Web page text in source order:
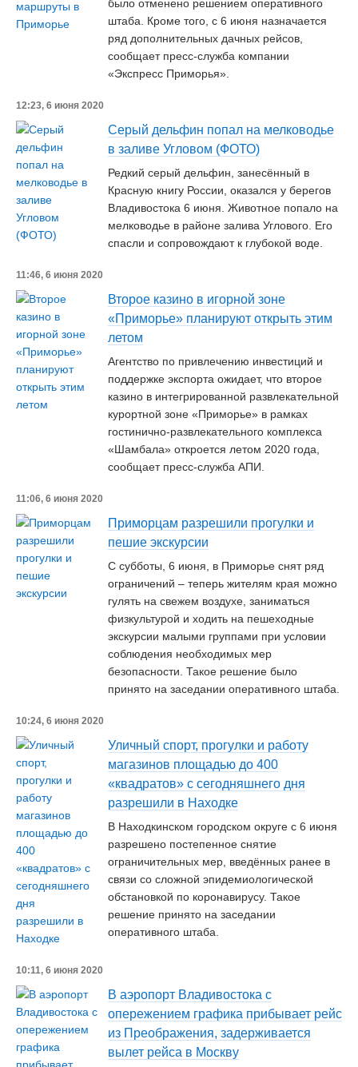
было отменено решением оперативного
штаба. Кроме того, с 6 июня назначается
ряд дополнительных дачных рейсов,
сообщает пресс-служба компании
«Экспресс Приморья».
12:23, 6 июня 2020
Серый дельфин попал на мелководье
в заливе Угловом (ФОТО)
Редкий серый дельфин, занесённый в
Красную книгу России, оказался у берегов
Владивостока 6 июня. Животное попало на
мелководье в районе залива Углового. Его
спасли и сопровождают к глубокой воде.
11:46, 6 июня 2020
Второе казино в игорной зоне
«Приморье» планируют открыть этим
летом
Агентство по привлечению инвестиций и
поддержке экспорта ожидает, что второе
казино в интегрированной развлекательной
курортной зоне «Приморье» в рамках
гостинично-развлекательного комплекса
«Шамбала» откроется летом 2020 года,
сообщает пресс-служба АПИ.
11:06, 6 июня 2020
Приморцам разрешили прогулки и
пешие экскурсии
С субботы, 6 июня, в Приморье снят ряд
ограничений – теперь жителям края можно
гулять на свежем воздухе, заниматься
физкультурой и ходить на пешеходные
экскурсии малыми группами при условии
соблюдения необходимых мер
безопасности. Такое решение было
принято на заседании оперативного штаба.
10:24, 6 июня 2020
Уличный спорт, прогулки и работу
магазинов площадью до 400
«квадратов» с сегодняшнего дня
разрешили в Находке
В Находкинском городском округе с 6 июня
разрешено постепенное снятие
ограничительных мер, введённых ранее в
связи со сложной эпидемиологической
обстановкой по коронавирусу. Такое
решение принято на заседании
оперативного штаба.
10:11, 6 июня 2020
В аэропорт Владивостока с
опережением графика прибывает рейс
из Преображения, задерживается
вылет рейса в Москву